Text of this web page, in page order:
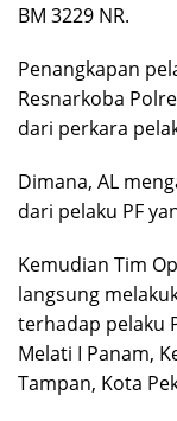
BM 3229 NR.
Penangkapan
Resnarkoba
dari perkara
Dimana, AL
dari pelaku PF
Kemudian Tim
langsung
terhadap pelaku
Melati I Panam,
Tampan, Kota